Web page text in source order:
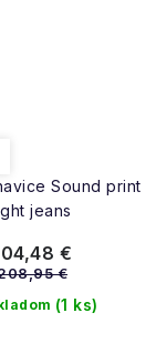
Sound print
jeans
(1 ks)
€
€